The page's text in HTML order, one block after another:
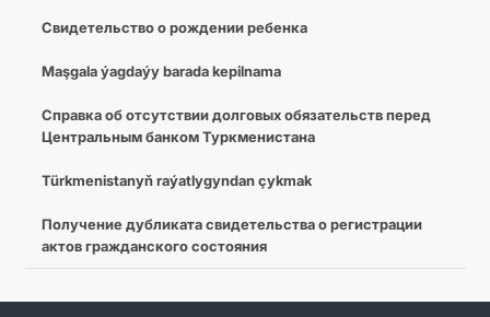
Свидетельство о рождении ребенка
Maşgala ýagdaýy barada kepilnama
Cправка об отсутствии долговых обязательств перед
Центральным банком Туркменистана
Türkmenistanyň raýatlygyndan çykmak
Получение дубликата свидетельства о регистрации
актов гражданского состояния